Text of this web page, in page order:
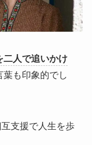
二人で追いかけ
葉も印象的でし
支援で人生を歩